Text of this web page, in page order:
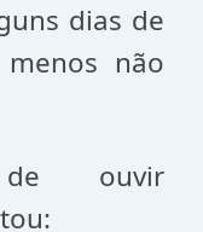
dias de
não
ouvir